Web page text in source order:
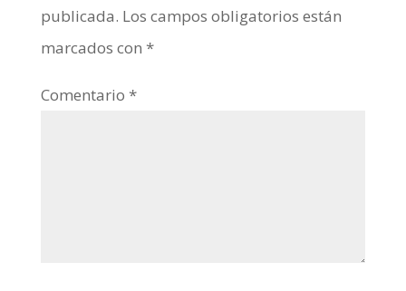
publicada. Los campos obligatorios están
marcados con *
Comentario *